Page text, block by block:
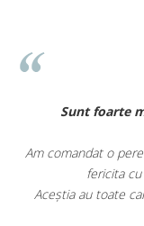
de achiziția mea
sneakers Jordan și
in care mi se
specifice mărcii,